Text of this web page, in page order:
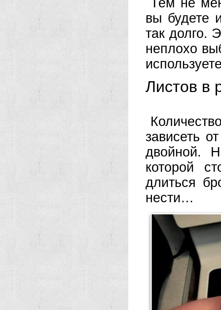
Тем не
вы будете
так долго.
неплохо
Листов в
зависеть
двойной.
которой
длиться
нести…